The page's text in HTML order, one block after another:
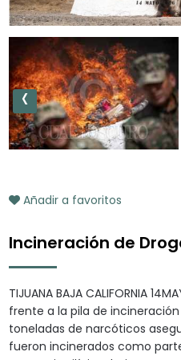
‹
Añadir a favoritos
Incineración de
TIJUANA BAJA CALIFORNIA
frente a la pila de
toneladas de narcóticos
fueron incinerados como